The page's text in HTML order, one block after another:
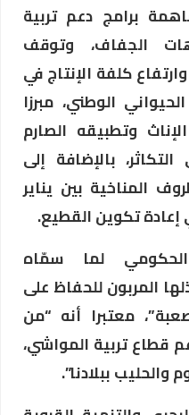
برامج دعم تربية
الجفاف، وتوقف
كلفة الإنتاج في
الوطني، مبرزا
وتطبيقه الصارم
بالإضافة إلى
المناخية بين يناير
لما سمّاه
المربون للحفاظ على
معتبرا أنه “من
قطاع تربية المواشي،
ببلادنا”.